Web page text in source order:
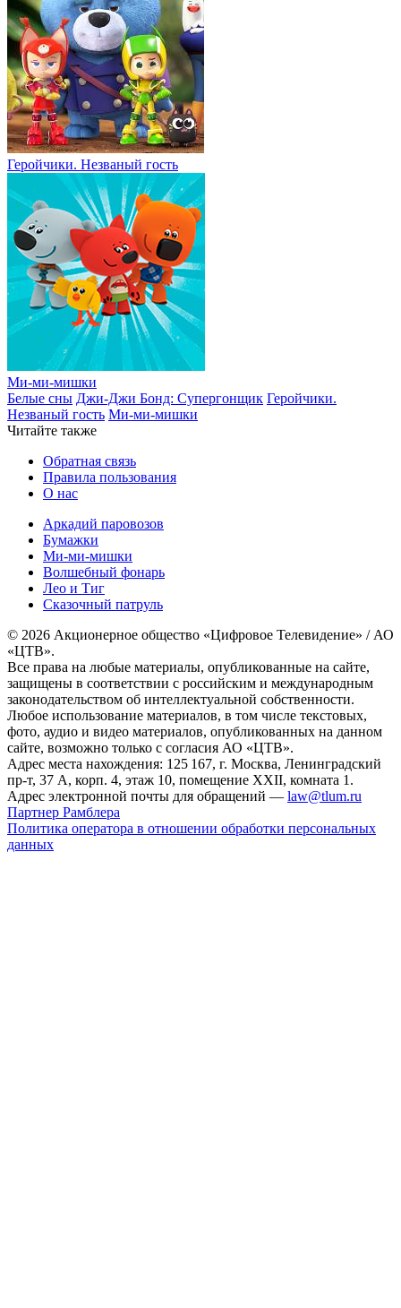
Геройчики. Незваный гость
Ми-ми-мишки
Белые сны Джи-Джи Бонд: Супергонщик Геройчики.
Незваный гость Ми-ми-мишки
Читайте также
Обратная связь
Правила пользования
О нас
Аркадий паровозов
Бумажки
Ми-ми-мишки
Волшебный фонарь
Лео и Тиг
Сказочный патруль
© 2026 Акционерное общество «Цифровое Телевидение» / АО
«ЦТВ».
Все права на любые материалы, опубликованные на сайте,
защищены в соответствии с российским и международным
законодательством об интеллектуальной собственности.
Любое использование материалов, в том числе текстовых,
фото, аудио и видео материалов, опубликованных на данном
сайте, возможно только с согласия АО «ЦТВ».
Адрес места нахождения: 125 167, г. Москва, Ленинградский
пр-т, 37 А, корп. 4, этаж 10, помещение XXII, комната 1.
Адрес электронной почты для обращений — law@tlum.ru
Партнер Рамблера
Политика оператора в отношении обработки персональных
данных